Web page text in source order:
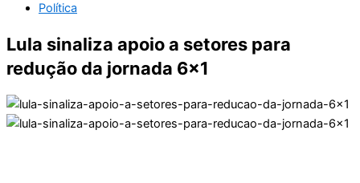
Política
Lula sinaliza apoio a setores para
redução da jornada 6×1